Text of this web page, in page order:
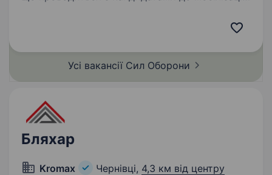
можливість обрати місце служби та отримати
інформація: Заробітна…
Усі вакансії Сил Оборони
Бляхар
Kromax Чернівці, 4,3 км від центру